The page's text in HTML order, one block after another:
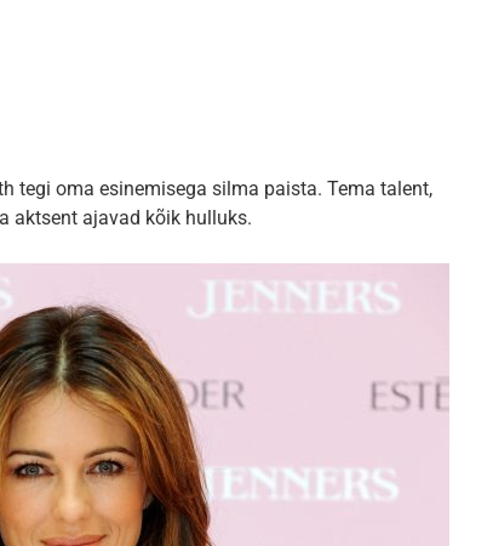
tegi oma esinemisega silma paista. Tema talent,
aktsent ajavad kõik hulluks.